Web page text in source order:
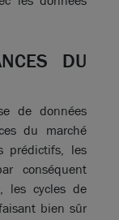
DU
de données
du marché
prédictifs, les
conséquent
les cycles de
bien sûr